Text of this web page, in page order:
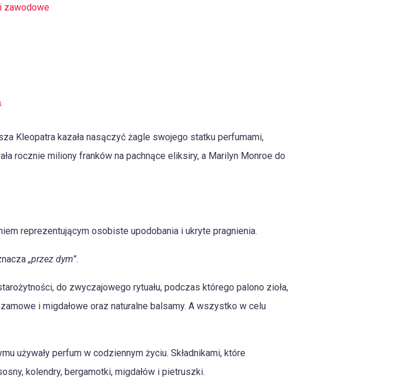
zawodowe
Kleopatra kazała nasączyć żagle swojego statku perfumami,
rocznie miliony franków na pachnące eliksiry, a Marilyn Monroe do
reprezentującym osobiste upodobania i ukryte pragnienia.
„przez dym”.
do zwyczajowego rytuału, podczas którego palono zioła,
i migdałowe oraz naturalne balsamy. A wszystko w celu
używały perfum w codziennym życiu. Składnikami, które
kolendry, bergamotki, migdałów i pietruszki.